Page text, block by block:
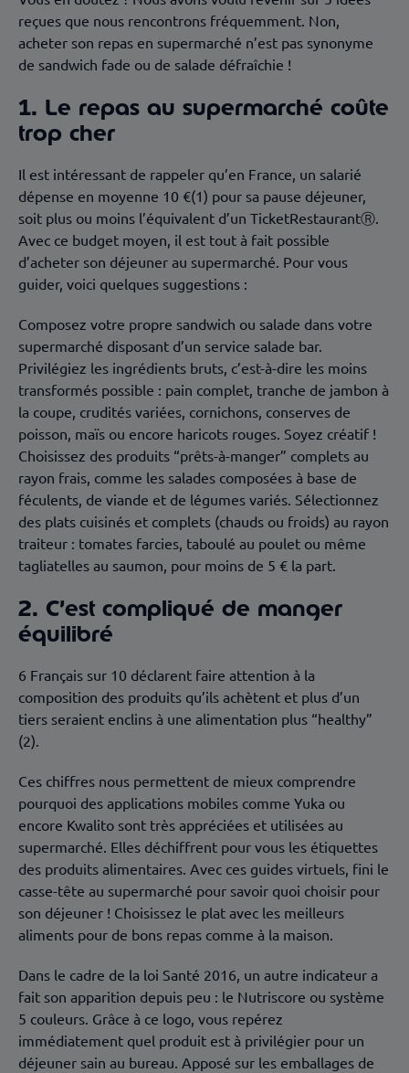
reçues que nous rencontrons fréquemment. Non,
acheter son repas en supermarché n’est pas synonyme
de sandwich fade ou de salade défraîchie !
1. Le repas au supermarché coûte
trop cher
Il est intéressant de rappeler qu’en France, un salarié
dépense en moyenne 10 €(1) pour sa pause déjeuner,
soit plus ou moins l’équivalent d’un TicketRestaurantⓇ.
Avec ce budget moyen, il est tout à fait possible
d’acheter son déjeuner au supermarché. Pour vous
guider, voici quelques suggestions :
Composez votre propre sandwich ou salade dans votre
supermarché disposant d’un service salade bar.
Privilégiez les ingrédients bruts, c’est-à-dire les moins
transformés possible : pain complet, tranche de jambon à
la coupe, crudités variées, cornichons, conserves de
poisson, maïs ou encore haricots rouges. Soyez créatif !
Choisissez des produits “prêts-à-manger” complets au
rayon frais, comme les salades composées à base de
féculents, de viande et de légumes variés. Sélectionnez
des plats cuisinés et complets (chauds ou froids) au rayon
traiteur : tomates farcies, taboulé au poulet ou même
tagliatelles au saumon, pour moins de 5 € la part.
2. C’est compliqué de manger
équilibré
6 Français sur 10 déclarent faire attention à la
composition des produits qu’ils achètent et plus d’un
tiers seraient enclins à une alimentation plus “healthy”
(2).
Ces chiffres nous permettent de mieux comprendre
pourquoi des applications mobiles comme Yuka ou
encore Kwalito sont très appréciées et utilisées au
supermarché. Elles déchiffrent pour vous les étiquettes
des produits alimentaires. Avec ces guides virtuels, fini le
casse-tête au supermarché pour savoir quoi choisir pour
son déjeuner ! Choisissez le plat avec les meilleurs
aliments pour de bons repas comme à la maison.
Dans le cadre de la loi Santé 2016, un autre indicateur a
fait son apparition depuis peu : le Nutriscore ou système
5 couleurs. Grâce à ce logo, vous repérez
immédiatement quel produit est à privilégier pour un
déjeuner sain au bureau. Apposé sur les emballages de